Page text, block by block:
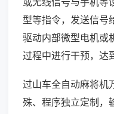
型等指令，发送信号
驱动内部微型电机或
过程中进行干预，达
过山车全自动麻将机
殊、程序独立定制，